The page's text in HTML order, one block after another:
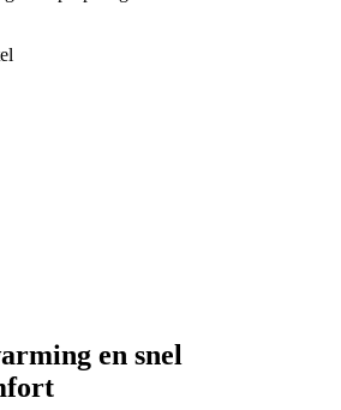
en snel